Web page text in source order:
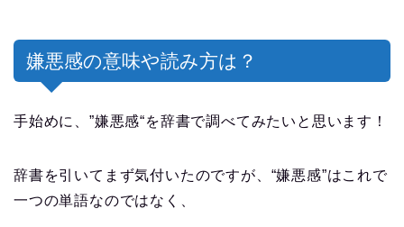
嫌悪感の意味や読み方は？
手始めに、”嫌悪感“を辞書で調べてみたいと思います！
辞書を引いてまず気付いたのですが、“嫌悪感”はこれで
一つの単語なのではなく、